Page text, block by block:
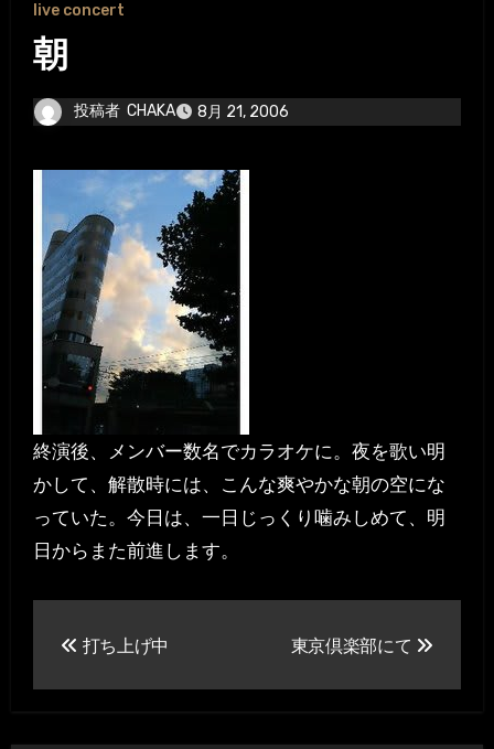
live concert
朝
投稿者 CHAKA 8月 21, 2006
終演後、メンバー数名でカラオケに。夜を歌い明
かして、解散時には、こんな爽やかな朝の空にな
っていた。今日は、一日じっくり噛みしめて、明
日からまた前進します。
打ち上げ中 東京倶楽部にて